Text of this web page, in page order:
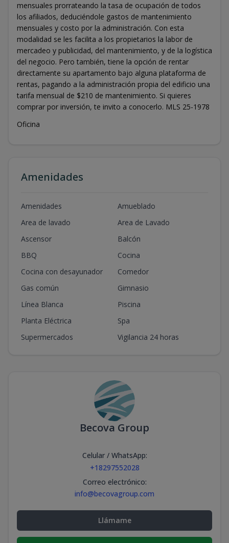
mensuales prorrateando la tasa de ocupación de todos
los afiliados, deduciéndole gastos de mantenimiento
mensuales y costo por la administración. Con esta
modalidad se les facilita a los propietarios la labor de
mercadeo y publicidad, del mantenimiento, y de la logística
del negocio. Pero también, tiene la opción de rentar
directamente su apartamento bajo alguna plataforma de
rentas, pagando a la administración propia del edificio una
tarifa mensual de $210 de mantenimiento. Si quieres
comprar por inversión, te invito a conocerlo. MLS 25-1978
Oficina
Amenidades
Amenidades
Amueblado
Area de lavado
Area de Lavado
Ascensor
Balcón
BBQ
Cocina
Cocina con desayunador
Comedor
Gas común
Gimnasio
Línea Blanca
Piscina
Planta Eléctrica
Spa
Supermercados
Vigilancia 24 horas
Becova Group
Celular / WhatsApp:
+18297552028
Correo electrónico:
info@becovagroup.com
Llámame